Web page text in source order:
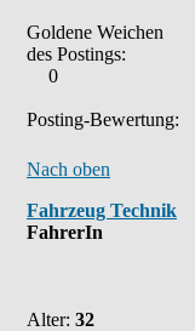
Goldene Weichen
des Postings:
0
Posting-Bewertung:
Nach oben
Fahrzeug Technik
FahrerIn
Alter: 32